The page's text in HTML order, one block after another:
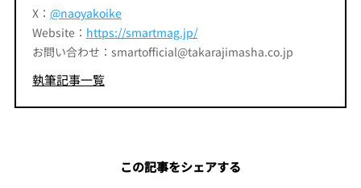
X： @naoyakoike
Website： https://smartmag.jp/
お問い合わせ：smartofficial@takarajimasha.co.jp
執筆記事一覧
この記事をシェアする